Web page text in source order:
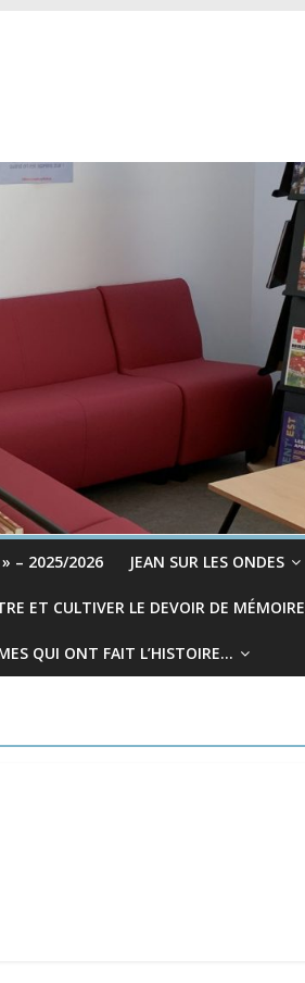
» – 2025/2026 JEAN SUR LES ONDES
ET CULTIVER LE DEVOIR DE MÉMOIRE
QUI ONT FAIT L’HISTOIRE…